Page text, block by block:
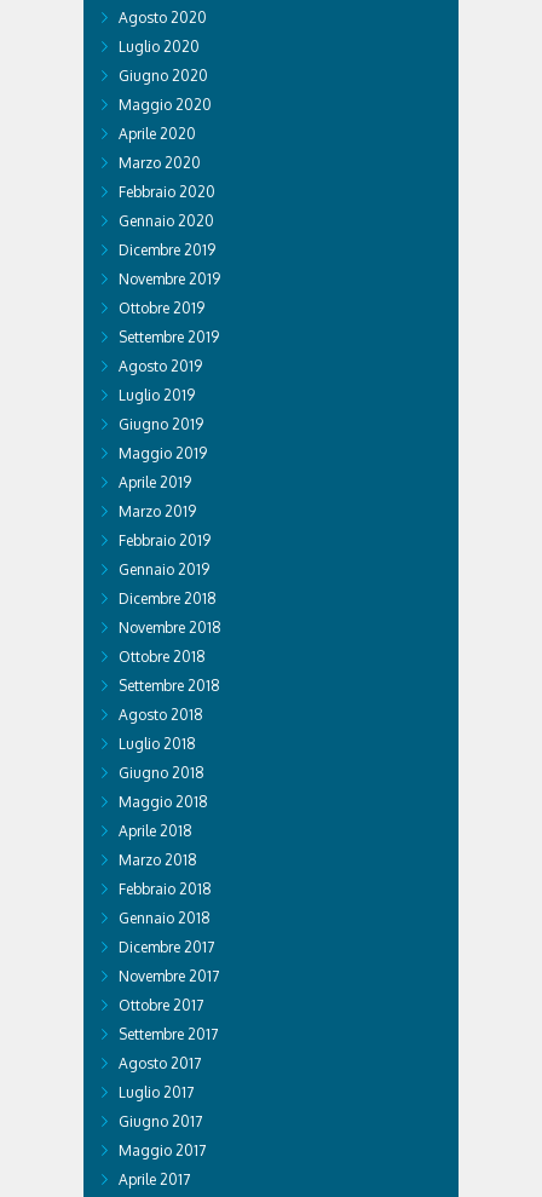
Agosto 2020
Luglio 2020
Giugno 2020
Maggio 2020
Aprile 2020
Marzo 2020
Febbraio 2020
Gennaio 2020
Dicembre 2019
Novembre 2019
Ottobre 2019
Settembre 2019
Agosto 2019
Luglio 2019
Giugno 2019
Maggio 2019
Aprile 2019
Marzo 2019
Febbraio 2019
Gennaio 2019
Dicembre 2018
Novembre 2018
Ottobre 2018
Settembre 2018
Agosto 2018
Luglio 2018
Giugno 2018
Maggio 2018
Aprile 2018
Marzo 2018
Febbraio 2018
Gennaio 2018
Dicembre 2017
Novembre 2017
Ottobre 2017
Settembre 2017
Agosto 2017
Luglio 2017
Giugno 2017
Maggio 2017
Aprile 2017